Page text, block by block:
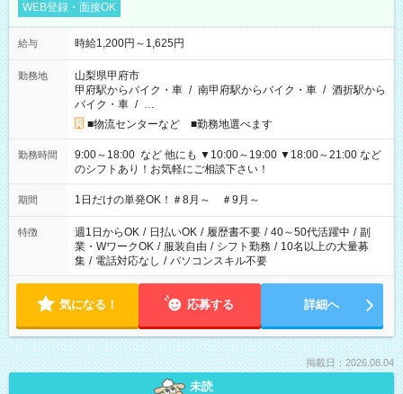
WEB登録・面接OK
給与 時給1,200円～1,625円
勤務地
山梨県甲府市
甲府駅からバイク・車 / 南甲府駅からバイク・車 / 酒折駅から
バイク・車 / …
■物流センターなど ■勤務地選べます
勤務時間
9:00～18:00 など 他にも ▼10:00～19:00 ▼18:00～21:00 など
のシフトあり！お気軽にご相談下さい！
期間 1日だけの単発OK！＃8月～ ＃9月～
特徴 週1日からOK / 日払いOK / 履歴書不要 / 40～50代活躍中 / 副
業・WワークOK / 服装自由 / シフト勤務 / 10名以上の大量募
集 / 電話対応なし / パソコンスキル不要
気になる！ 応募する 詳細へ
掲載日：2026.08.04
未読